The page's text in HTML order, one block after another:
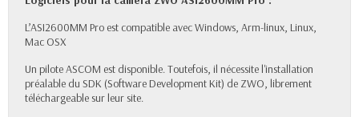
L’ASI2600MM Pro est compatible avec Windows, Arm-linux, Linux,
Mac OSX
Un pilote ASCOM est disponible. Toutefois, il nécessite l'installation
préalable du SDK (Software Development Kit) de ZWO, librement
téléchargeable sur leur site.